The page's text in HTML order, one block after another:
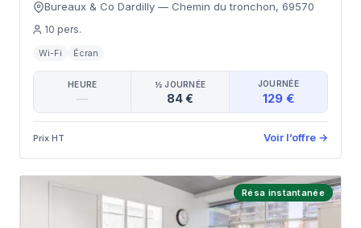
Bureaux & Co Dardilly — Chemin du tronchon, 69570
10 pers.
Wi-Fi Écran
HEURE
—
½ JOURNÉE
84 €
JOURNÉE
129 €
Prix HT Voir l’offre →
Résa instantanée